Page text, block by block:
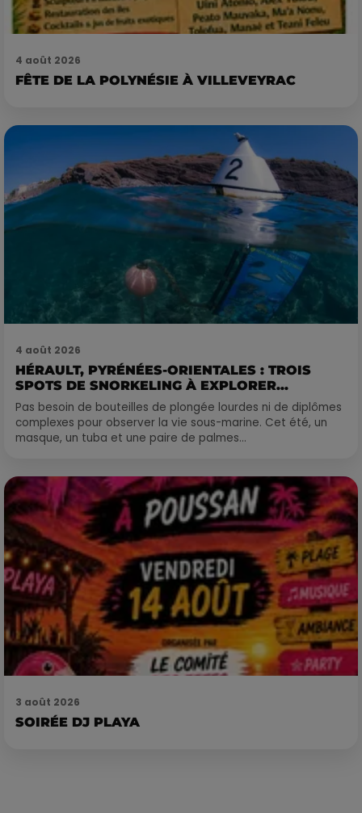
4 août 2026
FÊTE DE LA POLYNÉSIE À VILLEVEYRAC
4 août 2026
HÉRAULT, PYRÉNÉES-ORIENTALES : TROIS
SPOTS DE SNORKELING À EXPLORER...
Pas besoin de bouteilles de plongée lourdes ni de diplômes
complexes pour observer la vie sous-marine. Cet été, un
masque, un tuba et une paire de palmes...
3 août 2026
SOIRÉE DJ PLAYA